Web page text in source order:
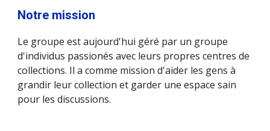
Notre mission
Le groupe est aujourd'hui géré par un groupe
d'individus passionés avec leurs propres centres de
collections. Il a comme mission d'aider les gens à
grandir leur collection et garder une espace sain
pour les discussions.